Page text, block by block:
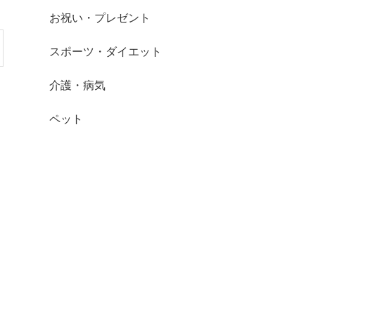
お祝い・プレゼント
スポーツ・ダイエット
介護・病気
ペット